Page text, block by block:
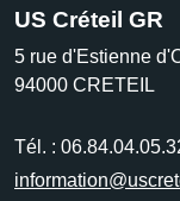
US Créteil GR
5 rue d'Estienne
94000 CRETEIL
Tél. :